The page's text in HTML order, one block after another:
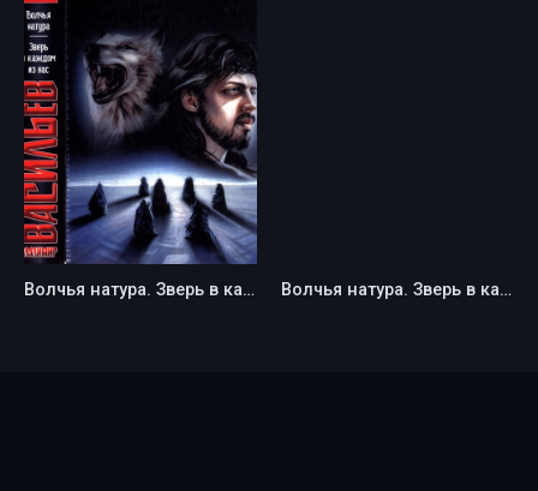
Волчья натура. Зверь в каждом из нас. - Владимир Николаевич Васильев Волчья натура. Зверь в каждом из нас - Владимир Николаевич Васильев